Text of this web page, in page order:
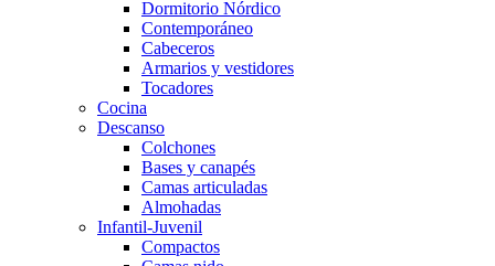
Dormitorio Nórdico
Contemporáneo
Cabeceros
Armarios y vestidores
Tocadores
Cocina
Descanso
Colchones
Bases y canapés
Camas articuladas
Almohadas
Infantil-Juvenil
Compactos